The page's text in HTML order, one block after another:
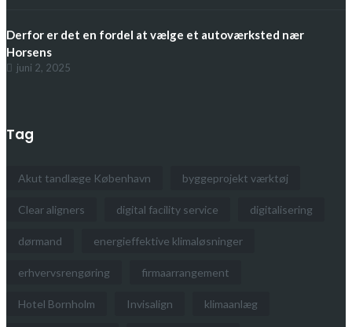
Derfor er det en fordel at vælge et autoværksted nær
Horsens
juni 2, 2025
Tag
Akut tandlæge København byggeprojekt værktøj
Clear aligners digital facility service digitalisering
dørmand energieffektive klimaløsninger
erhvervsrengøring firmaarrangement
Hotel Bornholm Invisalign klimaanlæg